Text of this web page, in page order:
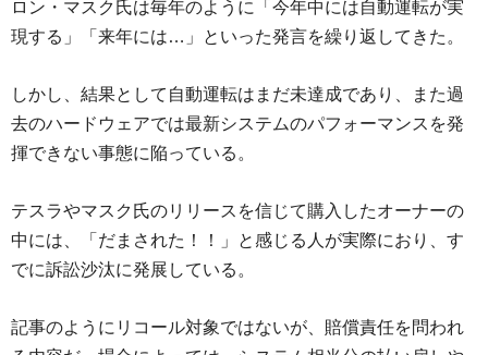
ロン・マスク氏は毎年のように「今年中には自動運転が実
現する」「来年には…」といった発言を繰り返してきた。
しかし、結果として自動運転はまだ未達成であり、また過
去のハードウェアでは最新システムのパフォーマンスを発
揮できない事態に陥っている。
テスラやマスク氏のリリースを信じて購入したオーナーの
中には、「だまされた！！」と感じる人が実際におり、す
でに訴訟沙汰に発展している。
記事のようにリコール対象ではないが、賠償責任を問われ